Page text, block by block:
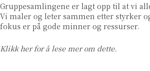
Gruppesamlingene er lagt opp til at vi
Vi maler og leter sammen etter styrker
fokus er på gode minner og ressurser.
Klikk herfor å lese mer om dette.